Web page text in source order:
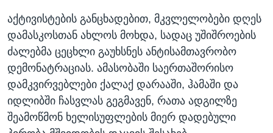
აქტივისტების განცხადებით, მკვლელობები დღეს
დამასკოსთან ახლოს მოხდა, სადაც უშიშროების
ძალებმა ცეცხლი გაუხსნეს ანტისამთავრობო
დემონატრაციას. ამასობაში საერთაშორისო
დამკვირვებლები ქალაქ დარააში, ჰამაში და
იდლიბში ჩასვლას გეგმავენ, რათა ადგილზე
შეამოწმონ ხელისუფლების მიერ დადებული